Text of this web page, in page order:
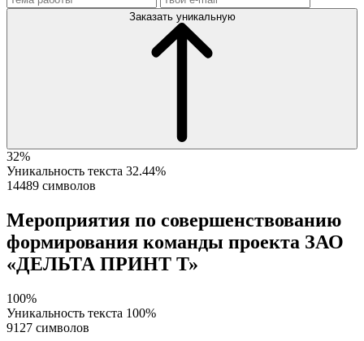
Заказать уникальную
32%
Уникальность текста 32.44%
14489 символов
Мероприятия по совершенствованию
формирования команды проекта ЗАО
«ДЕЛЬТА ПРИНТ Т»
100%
Уникальность текста 100%
9127 символов